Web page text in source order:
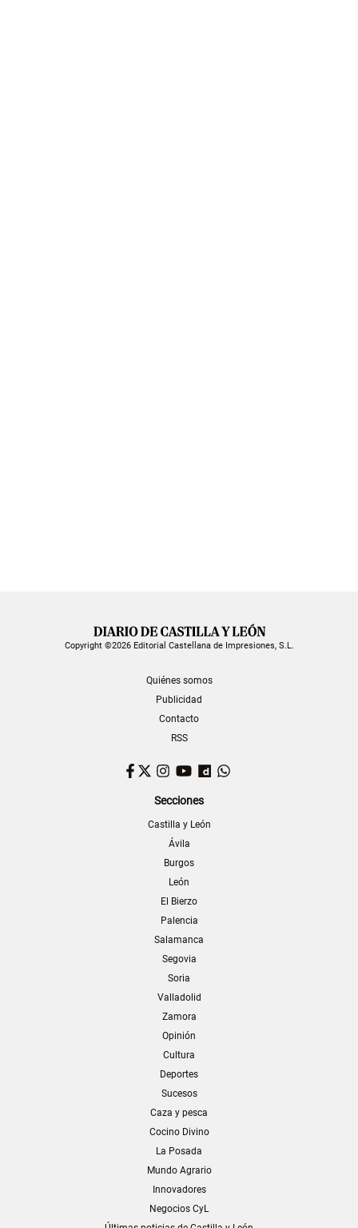
Copyright ©2026 Editorial Castellana de Impresiones, S.L.
Quiénes somos
Publicidad
Contacto
RSS
Facebook
TwitterInstagram
YouTubeDailymotion
Secciones
Castilla y León
Ávila
Burgos
León
El Bierzo
Palencia
Salamanca
Segovia
Soria
Valladolid
Zamora
Opinión
Cultura
Deportes
Sucesos
Caza y pesca
Cocino Divino
La Posada
Mundo Agrario
Innovadores
Negocios CyL